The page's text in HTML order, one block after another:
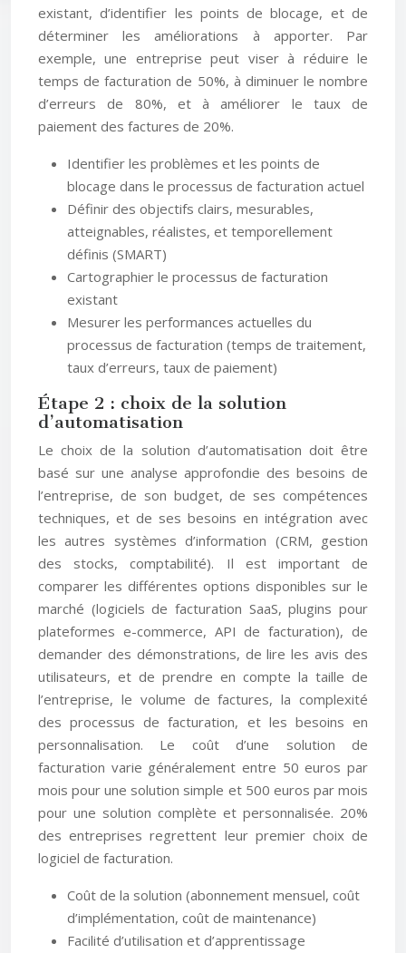
existant, d’identifier les points de blocage, et de
déterminer les améliorations à apporter. Par
exemple, une entreprise peut viser à réduire le
temps de facturation de 50%, à diminuer le nombre
d’erreurs de 80%, et à améliorer le taux de
paiement des factures de 20%.
Identifier les problèmes et les points de
blocage dans le processus de facturation actuel
Définir des objectifs clairs, mesurables,
atteignables, réalistes, et temporellement
définis (SMART)
Cartographier le processus de facturation
existant
Mesurer les performances actuelles du
processus de facturation (temps de traitement,
taux d’erreurs, taux de paiement)
Étape 2 : choix de la solution
d’automatisation
Le choix de la solution d’automatisation doit être
basé sur une analyse approfondie des besoins de
l’entreprise, de son budget, de ses compétences
techniques, et de ses besoins en intégration avec
les autres systèmes d’information (CRM, gestion
des stocks, comptabilité). Il est important de
comparer les différentes options disponibles sur le
marché (logiciels de facturation SaaS, plugins pour
plateformes e-commerce, API de facturation), de
demander des démonstrations, de lire les avis des
utilisateurs, et de prendre en compte la taille de
l’entreprise, le volume de factures, la complexité
des processus de facturation, et les besoins en
personnalisation. Le coût d’une solution de
facturation varie généralement entre 50 euros par
mois pour une solution simple et 500 euros par mois
pour une solution complète et personnalisée. 20%
des entreprises regrettent leur premier choix de
logiciel de facturation.
Coût de la solution (abonnement mensuel, coût
d’implémentation, coût de maintenance)
Facilité d’utilisation et d’apprentissage